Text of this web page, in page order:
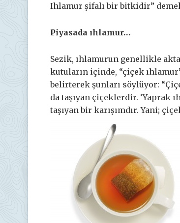
Ihlamur şifalı bir bitkidir”
Piyasada ıhlamur…
Sezik, ıhlamurun genellikle
kutuların içinde, “çiçek
belirterek şunları söylüyor:
da taşıyan çiçeklerdir. ‘Yaprak
taşıyan bir karışımdır. Yani;